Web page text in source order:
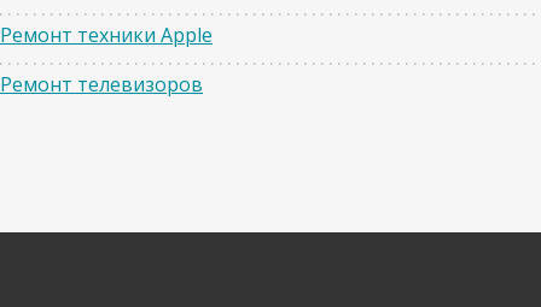
Ремонт техники Apple
Ремонт телевизоров